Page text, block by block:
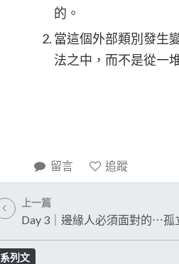
的。
當這個外部類別發生
法之中，而不是從一
留言 追蹤
上一篇
Day 3｜邊緣人必須面對的⋯孤
系列文